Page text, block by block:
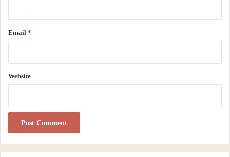
Email *
Website